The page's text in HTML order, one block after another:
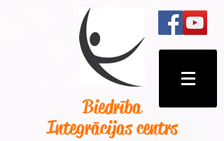
Biedrība
Integrācijas centrs